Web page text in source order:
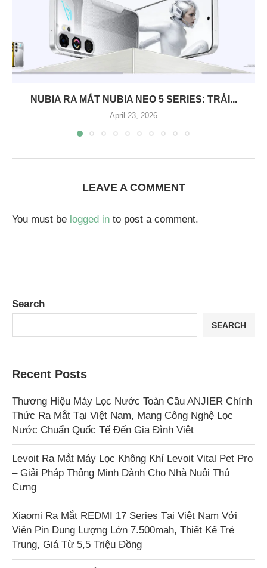
NUBIA RA MẮT NUBIA NEO 5 SERIES: TRẢI...
April 23, 2026
LEAVE A COMMENT
You must be logged in to post a comment.
Search
SEARCH
Recent Posts
Thương Hiệu Máy Lọc Nước Toàn Cầu ANJIER Chính
Thức Ra Mắt Tại Việt Nam, Mang Công Nghệ Lọc
Nước Chuẩn Quốc Tế Đến Gia Đình Việt
Levoit Ra Mắt Máy Lọc Không Khí Levoit Vital Pet Pro
– Giải Pháp Thông Minh Dành Cho Nhà Nuôi Thú
Cưng
Xiaomi Ra Mắt REDMI 17 Series Tại Việt Nam Với
Viên Pin Dung Lượng Lớn 7.500mah, Thiết Kế Trẻ
Trung, Giá Từ 5,5 Triệu Đồng